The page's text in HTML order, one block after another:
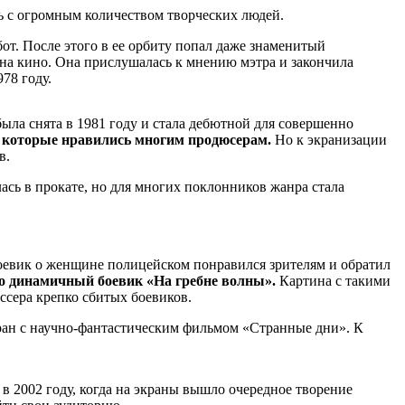
с огромным количеством творческих людей.
После этого в ее орбиту попал даже знаменитый
кино. Она прислушалась к мнению мэтра и закончила
году.
снята в 1981 году и стала дебютной для совершенно
нравились многим продюсерам. Но к экранизации
в прокате, но для многих поклонников жанра стала
о женщине полицейском понравился зрителям и обратил
динамичный боевик «На гребне волны». Картина с такими
крепко сбитых боевиков.
с научно-фантастическим фильмом «Странные дни». К
году, когда на экраны вышло очередное творение